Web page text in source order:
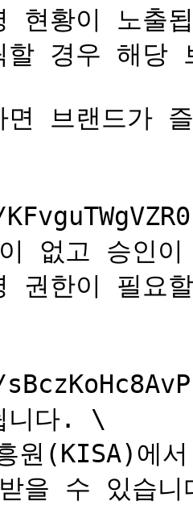
현황이 노출
할 경우 해당
면 브랜드가
없고 승인
권한이 필요
니다. \
원(KISA)에
을 수 있습